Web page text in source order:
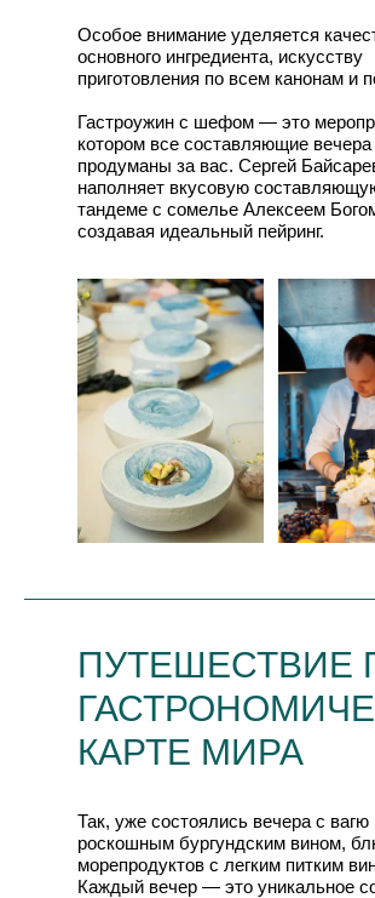
Особое внимание уделяется
основного ингредиента, искусству
приготовления по всем канонам и
Гастроужин с шефом — это
котором все составляющие вечера
продуманы за вас. Сергей
наполняет вкусовую
тандеме с сомелье Алексеем
создавая идеальный пейринг.
ПУТЕШЕСТВИЕ
КАРТЕ МИРА
Так, уже состоялись вечера с вагю
роскошным бургундским вином,
морепродуктов с легким питким
Каждый вечер — это уникальное